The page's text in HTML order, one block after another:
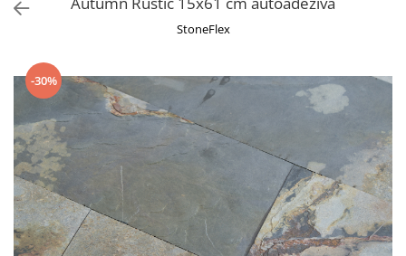
StoneFlex
-30%